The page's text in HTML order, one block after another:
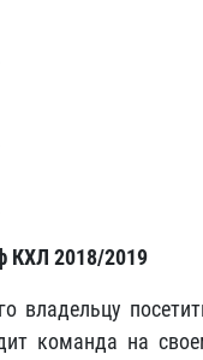
КХЛ 2018/2019
владельцу
команда на